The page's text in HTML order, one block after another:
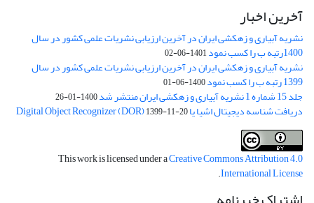
آخرین اخبار
نشریه آبیاری و زهکشی ایران در آخرین ارزیابی نشریات علمی کشور در سال
1400رتبه ب را کسب نمود 1401-06-02
نشریه آبیاری و زهکشی ایران در آخرین ارزیابی نشریات علمی کشور در سال
1399 رتبه ب را کسب نمود 1400-06-01
جلد 15 شماره 1 نشریه آبیاری و زهکشی ایران منتشر شد 1400-01-26
دریافت شناسه دیجیتال اشیا یا Digital Object Recognizer (DOR)1399-11-20
This work is licensed under aCreative Commons Attribution 4.0
International License
.